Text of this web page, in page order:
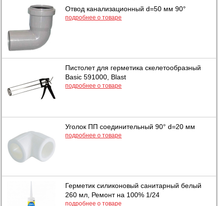
Отвод канализационный d=50 мм 90°
подробнее о товаре
Пистолет для герметика скелетообразный
Basic 591000, Blast
подробнее о товаре
Уголок ПП соединительный 90° d=20 мм
подробнее о товаре
Герметик силиконовый санитарный белый
260 мл, Ремонт на 100% 1/24
подробнее о товаре